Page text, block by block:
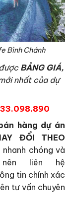
Bình Chánh
BẢNG GIÁ,
nhất của dự
hàng dự án
ĐỔI THEO
chóng và
liên hệ
tin chính xác
tư vấn chuyên